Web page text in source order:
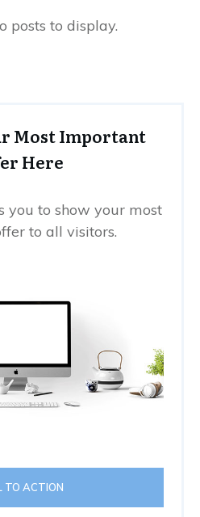
Most Important
Here
you to show your most
to all visitors.
TO ACTION